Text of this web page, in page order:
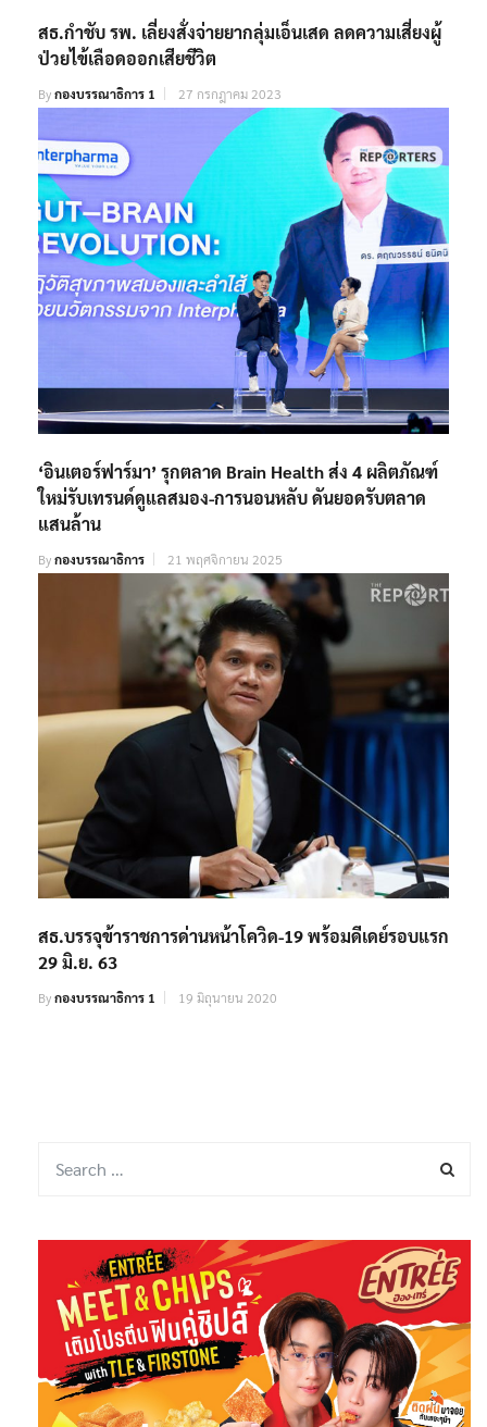
สธ.กำชับ รพ. เลี่ยงสั่งจ่ายยากลุ่มเอ็นเสด ลดความเสี่ยงผู้
ป่วยไข้เลือดออกเสียชีวิต
Byกองบรรณาธิการ 1 27 กรกฎาคม 2023
‘อินเตอร์ฟาร์มา’ รุกตลาด Brain Health ส่ง 4 ผลิตภัณฑ์
ใหม่รับเทรนด์ดูแลสมอง-การนอนหลับ ดันยอดรับตลาด
แสนล้าน
Byกองบรรณาธิการ 21 พฤศจิกายน 2025
สธ.บรรจุข้าราชการด่านหน้าโควิด-19 พร้อมดีเดย์รอบแรก
29 มิ.ย. 63
Byกองบรรณาธิการ 1 19 มิถุนายน 2020